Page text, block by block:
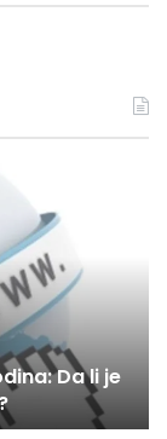
Da li je